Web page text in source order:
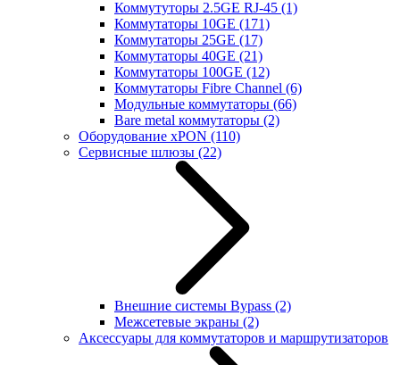
Коммутуторы 2.5GE RJ-45 (1)
Коммутаторы 10GE (171)
Коммутаторы 25GE (17)
Коммутаторы 40GE (21)
Коммутаторы 100GE (12)
Коммутаторы Fibre Channel (6)
Модульные коммутаторы (66)
Bare metal коммутаторы (2)
Оборудование xPON (110)
Сервисные шлюзы (22)
Внешние системы Bypass (2)
Межсетевые экраны (2)
Аксессуары для коммутаторов и маршрутизаторов